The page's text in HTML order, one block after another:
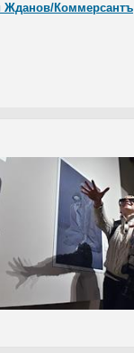
Жданов/Коммерсантъ